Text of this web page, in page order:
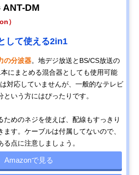
ANT-DM
）
して使える2in1
の分波器。地デジ放送とBS/CS放送の
にまとめる混合器としても使用可能
対応していませんが、一般的なテレビ
いう方にはぴったりです。
ためのネジを使えば、配線もすっきり
ます。ケーブルは付属してないので、
点に注意しましょう。
Amazonで見る